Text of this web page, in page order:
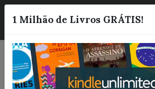
1 Milhão de Livros GRÁTIS!